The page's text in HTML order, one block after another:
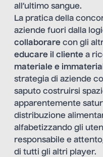
all’ultimo sangue.
La pratica della
aziende fuori dalla
collaborare con gli
educare il cliente a
materiale e
strategia di aziende
saputo costruirsi
apparentemente
distribuzione
alfabetizzando gli
responsabile e
di tutti gli altri player.